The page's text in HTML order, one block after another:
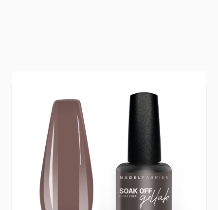
Taupe Couture is een chique, koele taupe met
een vleugje mauve. Deze kleur geeft elke set een
tijdloze, verfijnde look.
Verdien
Nail Points bij aankoop van dit
product